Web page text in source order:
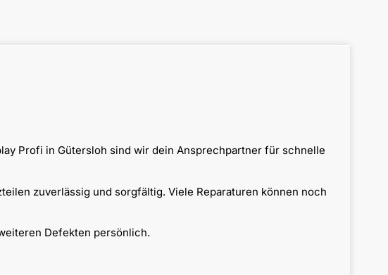
Profi in Gütersloh sind wir dein Ansprechpartner für schnelle
zuverlässig und sorgfältig. Viele Reparaturen können noch
Defekten persönlich.